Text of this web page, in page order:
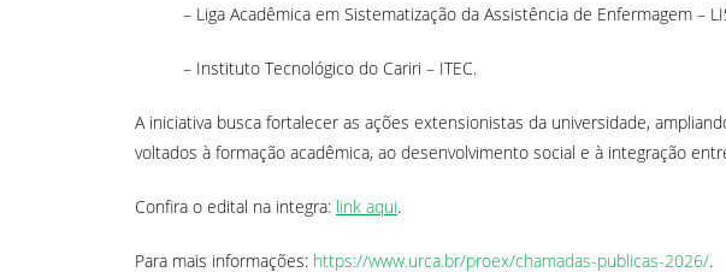
– Liga Acadêmica em Sistematização da Assistência de Enfermagem –
– Instituto Tecnológico do Cariri – ITEC.
A iniciativa busca fortalecer as ações extensionistas da universidade,
voltados à formação acadêmica, ao desenvolvimento social e à integração
Confira o edital na integra: link aqui.
Para mais informações: https://www.urca.br/proex/chamadas-publicas-2026/.